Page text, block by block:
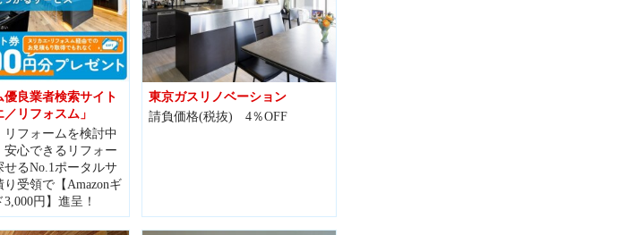
優良業者検索サイト
／リフォスム」
リフォームを検討中
安心できるリフォー
せるNo.1ポータルサ
り受領で【Amazonギ
円】進呈！
東京ガスリノベーション
請負価格(税抜) 4％OFF